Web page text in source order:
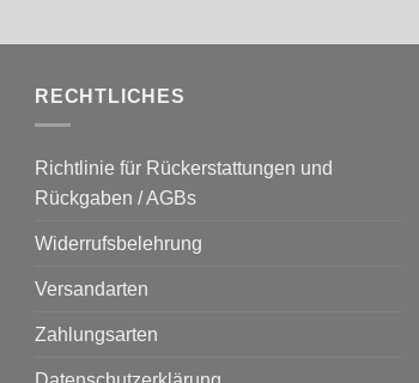
RECHTLICHES
Richtlinie für Rückerstattungen und
Rückgaben / AGBs
Widerrufsbelehrung
Versandarten
Zahlungsarten